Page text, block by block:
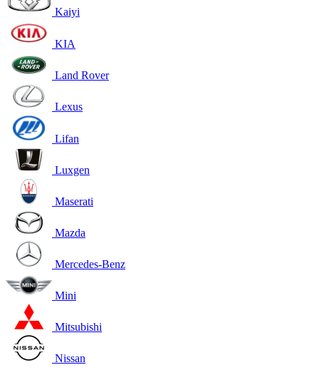
Kaiyi
KIA
Land Rover
Lexus
Lifan
Luxgen
Maserati
Mazda
Mercedes-Benz
Mini
Mitsubishi
Nissan